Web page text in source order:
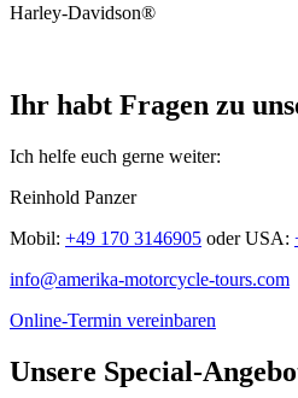
Harley-Davidson®
Ihr habt Fragen zu
Ich helfe euch gerne weiter:
Reinhold Panzer
Mobil: +49 170 3146905 oder USA:
info@amerika-motorcycle-tours.com
Online-Termin vereinbaren
Unsere Special-